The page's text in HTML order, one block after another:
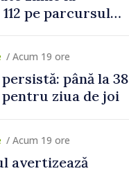
pe parcursul
solicitat
/ Acum 19 ore
până la 38
pentru ziua de joi
/ Acum 19 ore
avertizează